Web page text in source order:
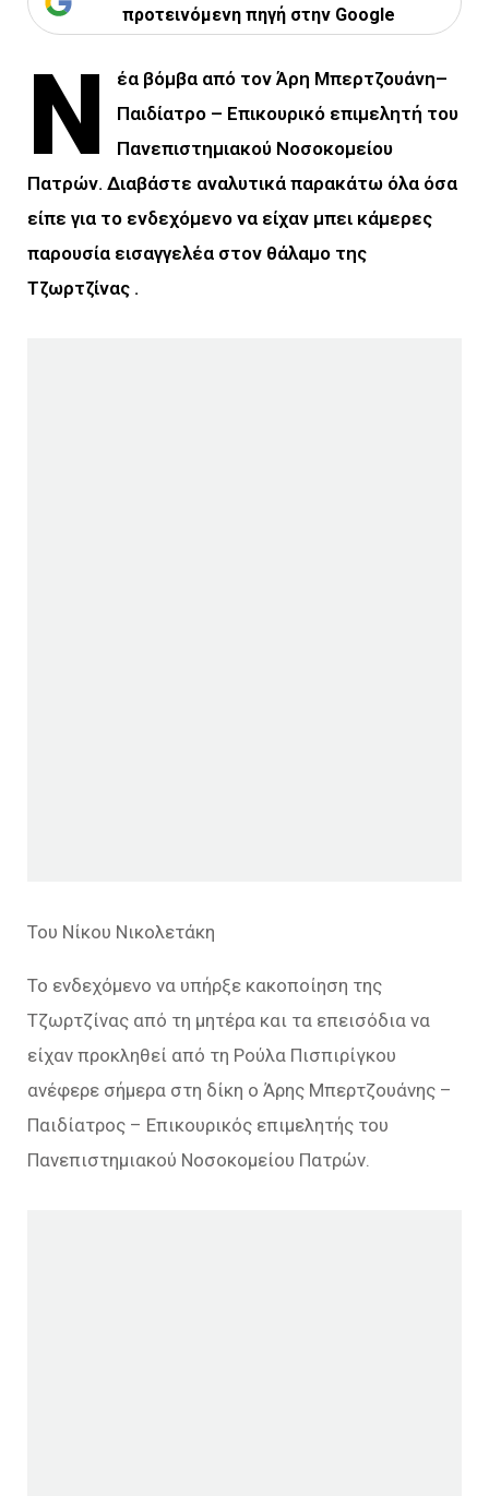
προτεινόμενη πηγή στην Google
Ν
έα βόμβα από τον Άρη Μπερτζουάνη–
Παιδίατρο – Επικουρικό επιμελητή του
Πανεπιστημιακού Νοσοκομείου
Πατρών. Διαβάστε αναλυτικά παρακάτω όλα όσα
είπε για το ενδεχόμενο να είχαν μπει κάμερες
παρουσία εισαγγελέα στον θάλαμο της
Τζωρτζίνας .
Του Νίκου Νικολετάκη
Το ενδεχόμενο να υπήρξε κακοποίηση της
Τζωρτζίνας από τη μητέρα και τα επεισόδια να
είχαν προκληθεί από τη Ρούλα Πισπιρίγκου
ανέφερε σήμερα στη δίκη ο Άρης Μπερτζουάνης –
Παιδίατρος – Επικουρικός επιμελητής του
Πανεπιστημιακού Νοσοκομείου Πατρών.